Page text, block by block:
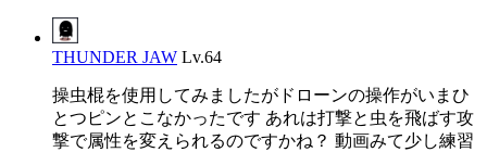
THUNDER JAW Lv.64
操虫棍を使用してみましたがドローンの操作がいまひ
とつピンとこなかったです あれは打撃と虫を飛ばす攻
撃で属性を変えられるのですかね？ 動画みて少し練習